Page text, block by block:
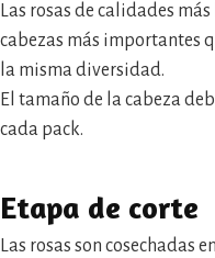
Las rosas de calidades
cabezas más importantes
la misma diversidad.
El tamaño de la cabeza
cada pack.
Etapa de corte
Las rosas son cosechadas